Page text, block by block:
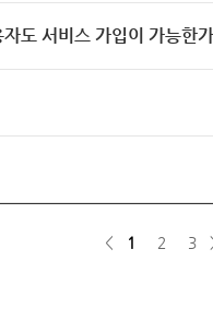
도 서비스 가입이 가능한
< 1 2 3